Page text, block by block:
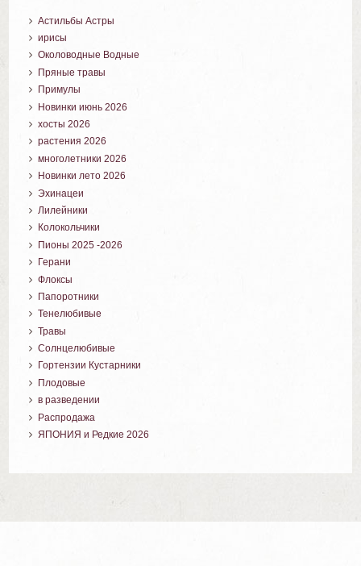
Астильбы Астры
ирисы
Околоводные Водные
Пряные травы
Примулы
Новинки июнь 2026
хосты 2026
растения 2026
многолетники 2026
Новинки лето 2026
Эхинацеи
Лилейники
Колокольчики
Пионы 2025 -2026
Герани
Флоксы
Папоротники
Тенелюбивые
Травы
Солнцелюбивые
Гортензии Кустарники
Плодовые
в разведении
Распродажа
ЯПОНИЯ и Редкие 2026